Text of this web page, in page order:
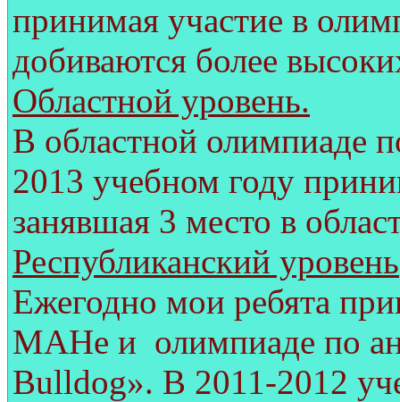
принимая участие в
добиваются более
Областной уровень.
В областной олимпиаде
2013 учебном году
занявшая 3 место в
Республиканский уровень
Ежегодно мои ребята
МАНе и олимпиаде по
Bulldog». В 2011-2012